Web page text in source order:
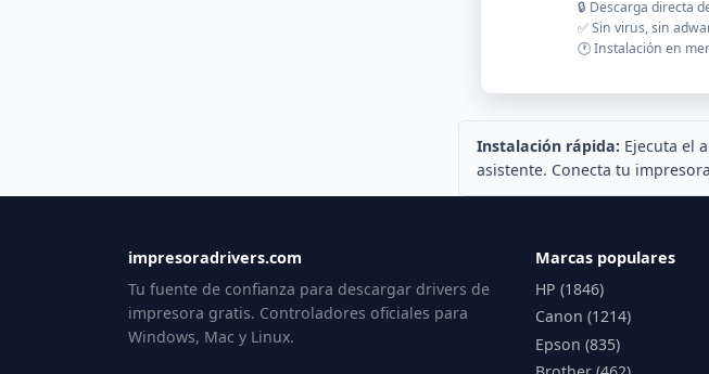
🔒 Descarga directa
✅ Sin virus, sin
🕐 Instalación en
Instalación rápida: Ejecuta el
asistente. Conecta tu
impresoradrivers.com
Tu fuente de confianza para descargar drivers de
impresora gratis. Controladores oficiales para
Windows, Mac y Linux.
Marcas populares
HP (1846)
Canon (1214)
Epson (835)